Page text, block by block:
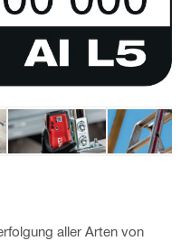
aller Arten von